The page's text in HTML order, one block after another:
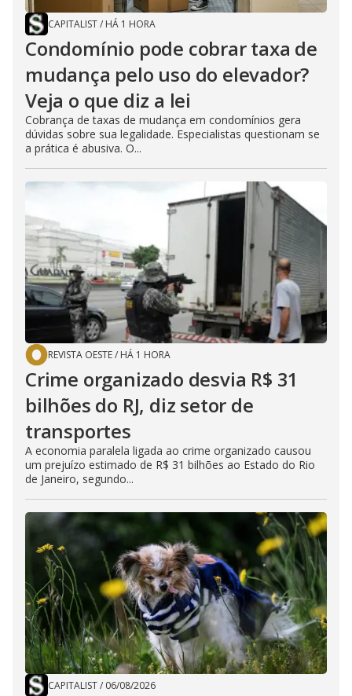
o
CAPITALIST/ HÁ 1 HORA
Condomínio pode cobrar taxa de
mudança pelo uso do elevador?
Veja o que diz a lei
Cobrança de taxas de mudança em condomínios gera
dúvidas sobre sua legalidade. Especialistas questionam se
a prática é abusiva. O...
REVISTA OESTE/ HÁ 1 HORA
Crime organizado desvia R$ 31
bilhões do RJ, diz setor de
transportes
A economia paralela ligada ao crime organizado causou
um prejuízo estimado de R$ 31 bilhões ao Estado do Rio
de Janeiro, segundo...
CAPITALIST/ 06/08/2026